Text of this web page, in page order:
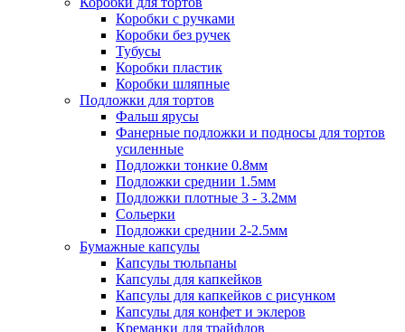
Коробки с ручками
Коробки без ручек
Тубусы
Коробки пластик
Коробки шляпные
Подложки для тортов
Фальш ярусы
Фанерные подложки и подносы для тортов
усиленные
Подложки тонкие 0.8мм
Подложки среднии 1.5мм
Подложки плотные 3 - 3.2мм
Сольерки
Подложки среднии 2-2.5мм
Бумажные капсулы
Капсулы тюльпаны
Капсулы для капкейков
Капсулы для капкейков с рисунком
Капсулы для конфет и эклеров
Креманки для трайфлов